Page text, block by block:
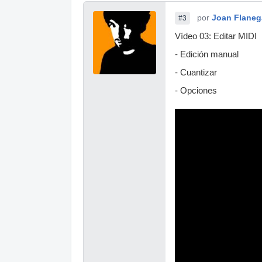
#3 por Joan
Vídeo 03: Editar MIDI
- Edición manual
- Cuantizar
- Opciones